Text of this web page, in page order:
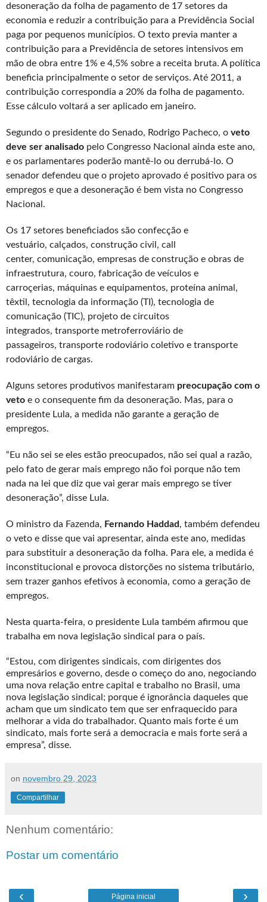
desoneração da folha de pagamento de 17 setores da
economia e reduzir a contribuição para a Previdência Social
paga por pequenos municípios. O texto previa manter a
contribuição para a Previdência de setores intensivos em
mão de obra entre 1% e 4,5% sobre a receita bruta. A política
beneficia principalmente o setor de serviços. Até 2011, a
contribuição correspondia a 20% da folha de pagamento.
Esse cálculo voltará a ser aplicado em janeiro.
Segundo o presidente do Senado, Rodrigo Pacheco, o veto
deve ser analisado pelo Congresso Nacional ainda este ano,
e os parlamentares poderão mantê-lo ou derrubá-lo. O
senador defendeu que o projeto aprovado é positivo para os
empregos e que a desoneração é bem vista no Congresso
Nacional.
Os 17 setores beneficiados são confecção e
vestuário, calçados, construção civil, call
center, comunicação, empresas de construção e obras de
infraestrutura, couro, fabricação de veículos e
carroçerias, máquinas e equipamentos, proteína animal,
têxtil, tecnologia da informação (TI), tecnologia de
comunicação (TIC), projeto de circuitos
integrados, transporte metroferroviário de
passageiros, transporte rodoviário coletivo e transporte
rodoviário de cargas.
Alguns setores produtivos manifestaram preocupação com o
veto e o consequente fim da desoneração. Mas, para o
presidente Lula, a medida não garante a geração de
empregos.
“Eu não sei se eles estão preocupados, não sei qual a razão,
pelo fato de gerar mais emprego não foi porque não tem
nada na lei que diz que vai gerar mais emprego se tiver
desoneração”, disse Lula.
O ministro da Fazenda, Fernando Haddad, também defendeu
o veto e disse que vai apresentar, ainda este ano, medidas
para substituir a desoneração da folha. Para ele, a medida é
inconstitucional e provoca distorções no sistema tributário,
sem trazer ganhos efetivos à economia, como a geração de
empregos.
Nesta quarta-feira, o presidente Lula também afirmou que
trabalha em nova legislação sindical para o país.
“Estou, com dirigentes sindicais, com dirigentes dos
empresários e governo, desde o começo do ano, negociando
uma nova relação entre capital e trabalho no Brasil, uma
nova legislação sindical; porque é ignorância daqueles que
acham que um sindicato tem que ser enfraquecido para
melhorar a vida do trabalhador. Quanto mais forte é um
sindicato, mais forte será a democracia e mais forte será a
empresa”, disse.
on novembro 29, 2023
Compartilhar
Nenhum comentário:
Postar um comentário
‹ ›
Página inicial